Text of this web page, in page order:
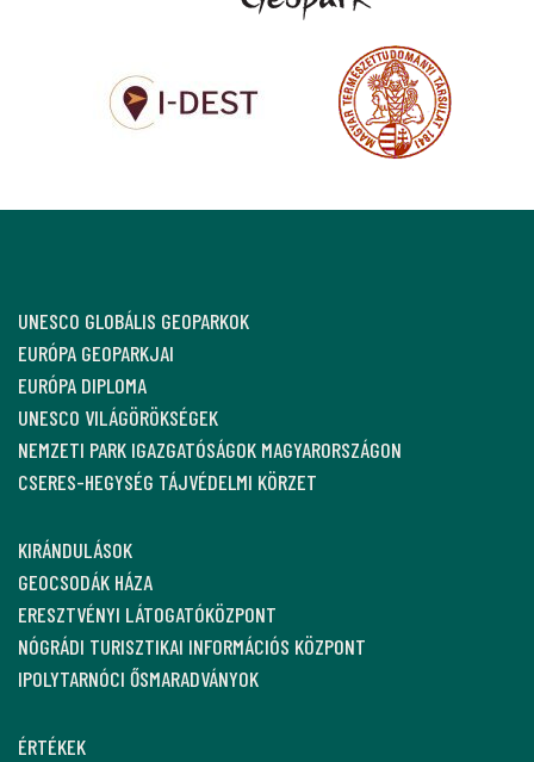
UNESCO GLOBÁLIS GEOPARKOK
EURÓPA GEOPARKJAI
EURÓPA DIPLOMA
UNESCO VILÁGÖRÖKSÉGEK
NEMZETI PARK IGAZGATÓSÁGOK MAGYARORSZÁGON
CSERES-HEGYSÉG TÁJVÉDELMI KÖRZET
KIRÁNDULÁSOK
GEOCSODÁK HÁZA
ERESZTVÉNYI LÁTOGATÓKÖZPONT
NÓGRÁDI TURISZTIKAI INFORMÁCIÓS KÖZPONT
IPOLYTARNÓCI ŐSMARADVÁNYOK
ÉRTÉKEK